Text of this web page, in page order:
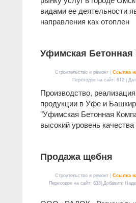
видами ее деятельности
направления как отоплен
Уфимская
Строительство и ремонт | Ссылка
Переходов на сайт: 612 |
Производство,
продукции в Уфе и
"Уфимская Бетонная
высокий уровень качества
Продажа щебня
Строительство и ремонт | Ссылка
Переходов на сайт: 633| Добавил: